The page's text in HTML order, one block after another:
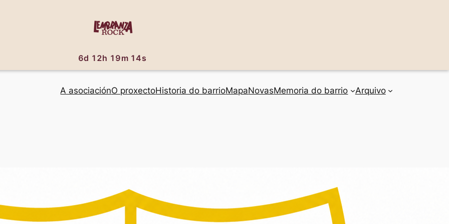
A asociaciónO proxectoHistoria do barrioMapaNovasMemoria do barrio Arquivo
6d 12h 19m 13s